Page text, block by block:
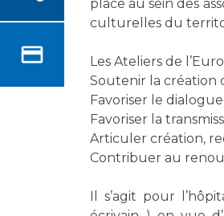
réaliser
myaphm, votre
santé en ligne
Infos COVID-19
Vivre ensemble
Culture à l'hôpital
Emplois divers
Statuts
Stages paramédicaux
Chercheurs
La recherche clinique
HM
place au sein des
culturelles du
Les Ateliers de
Soutenir la création
Favoriser le
Favoriser la
Articuler création,
Contribuer au
Il s’agit pour